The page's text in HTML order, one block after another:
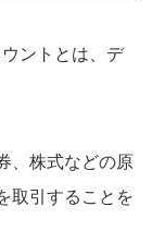
ントとは、デ
、株式などの原
取引することを